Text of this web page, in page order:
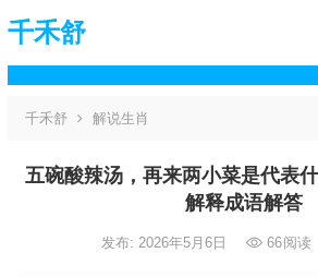
千禾舒
千禾舒 解说生肖
五碗酸辣汤，再来两小菜是代表
解释成语解答
发布: 2026年5月6日 66阅读